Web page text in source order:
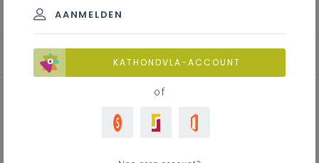
Voorbeeld - Matrices: Hill-cijfer
AANMELDEN
KATHONDVLA-ACCOUNT
of